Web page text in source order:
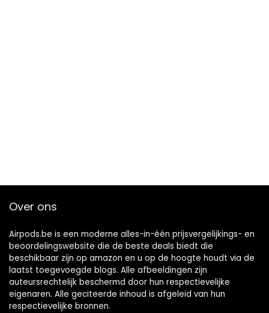
Over ons
Airpods.be is een moderne alles-in-één prijsvergelijkings- en
beoordelingswebsite die de beste deals biedt die
beschikbaar zijn op amazon en u op de hoogte houdt via de
laatst toegevoegde blogs. Alle afbeeldingen zijn
auteursrechtelijk beschermd door hun respectievelijke
eigenaren. Alle geciteerde inhoud is afgeleid van hun
respectievelijke bronnen.